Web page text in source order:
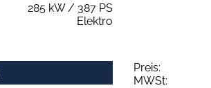
285 kW / 387 PS
Elektro
Preis:
MWSt: